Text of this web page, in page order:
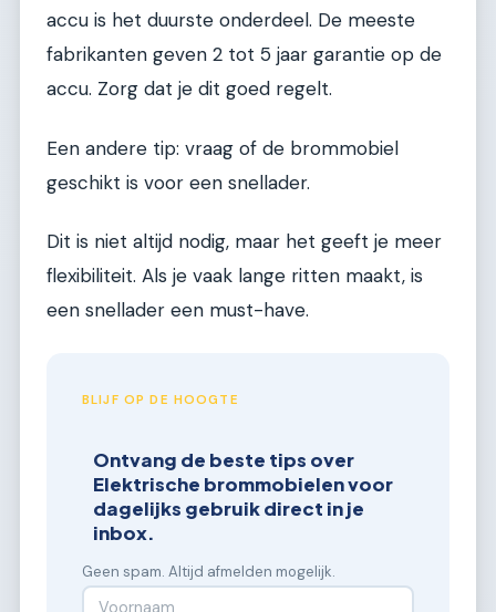
accu is het duurste onderdeel. De meeste
fabrikanten geven 2 tot 5 jaar garantie op de
accu. Zorg dat je dit goed regelt.
Een andere tip: vraag of de brommobiel
geschikt is voor een snellader.
Dit is niet altijd nodig, maar het geeft je meer
flexibiliteit. Als je vaak lange ritten maakt, is
een snellader een must-have.
BLIJF OP DE HOOGTE
Ontvang de beste tips over
Elektrische brommobielen voor
dagelijks gebruik direct in je
inbox.
Geen spam. Altijd afmelden mogelijk.